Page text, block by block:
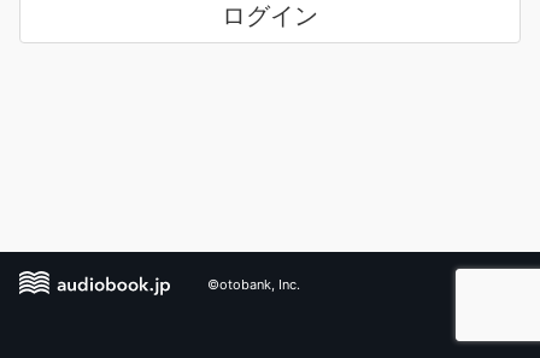
ログイン
©otobank, Inc.